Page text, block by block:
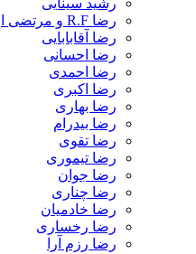
رشید سینایی
رضا R.F و مرتضی اوژن
رضا آقابابایی
رضا احسانی
رضا احمدی
رضا اکبری
رضا بهاری
رضا بیدرام
رضا تقوی
رضا تیموری
رضا جوان
رضا چناری
رضا خادمیان
رضا رخساری
رضا رزم آرا